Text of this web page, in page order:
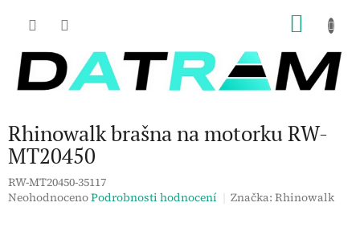
Rhinowalk brašna na motorku RW-
MT20450
RW-MT20450-35117
Průměrné
NeohodnocenoPodrobnosti hodnocení Značka:Rhinowalk